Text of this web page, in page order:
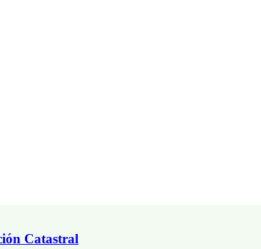
Catastral